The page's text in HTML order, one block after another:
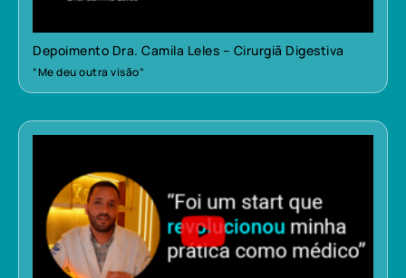
Depoimento Dra. Camila Leles – Cirurgiã Digestiva
“Me deu outra visão”